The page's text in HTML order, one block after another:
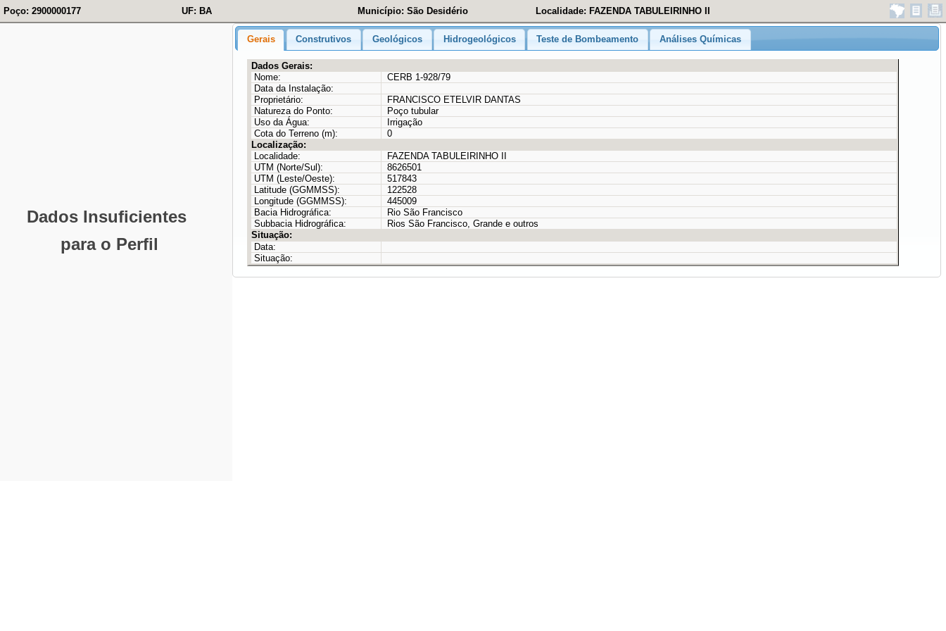
Poço: 2900000177 UF: BA Município: São Desidério Localidade: FAZENDA TABULEIRINHO II
Gerais Construtivos Geológicos Hidrogeológicos Teste de Bombeamento Análises Químicas
Dados Gerais:
Nome:
CERB 1-928/79
Data da Instalação:
Proprietário:
FRANCISCO ETELVIR DANTAS
Natureza do Ponto:
Poço tubular
Uso da Água:
Irrigação
Cota do Terreno (m):
0
Localização:
Localidade:
FAZENDA TABULEIRINHO II
UTM (Norte/Sul):
8626501
UTM (Leste/Oeste):
517843
Latitude (GGMMSS):
122528
Longitude (GGMMSS):
445009
Bacia Hidrográfica:
Rio São Francisco
Subbacia Hidrográfica:
Rios São Francisco, Grande e outros
Situação:
Data:
Situação: